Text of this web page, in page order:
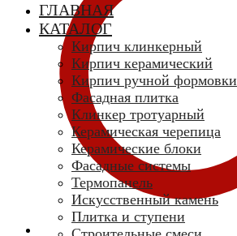
ГЛАВНАЯ
КАТАЛОГ
Кирпич клинкерный
Кирпич керамический
Кирпич ручной формовки
Фасадная плитка
Клинкер тротуарный
Керамическая черепица
Керамические блоки
Фасадные системы
Термопанель
Искусственный камень
Плитка и ступени